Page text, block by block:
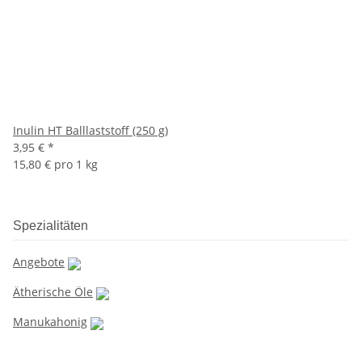
Inulin HT Balllaststoff (250 g)
3,95 € *
15,80 € pro 1 kg
Spezialitäten
Angebote
Ätherische Öle
Manukahonig